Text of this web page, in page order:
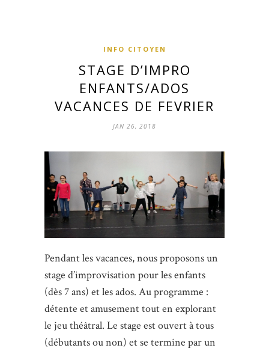
INFO CITOYEN
STAGE D’IMPRO
ENFANTS/ADOS
VACANCES DE FEVRIER
JAN 26, 2018
Pendant les vacances, nous proposons un
stage d’improvisation pour les enfants
(dès 7 ans) et les ados. Au programme :
détente et amusement tout en explorant
le jeu théâtral. Le stage est ouvert à tous
(débutants ou non) et se termine par un